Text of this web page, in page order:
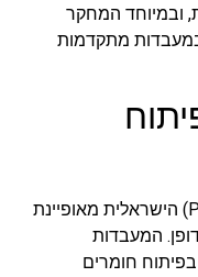
ובמיוחד המחקר
מתקדמות
תעשיית הפולימרים (Polymers) הישראלית מאופיינת
המעבדות
חומרים